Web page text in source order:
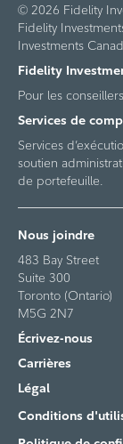
© 2026 Fidelity
Fidelity
Investments
Fidelity
Pour les
Services de
Services
soutien
de portefeuille.
Nous joindre
483 Bay Street
Suite 300
Toronto (Ontario)
M5G 2N7
Écrivez-nous
Carrières
Légal
Conditions